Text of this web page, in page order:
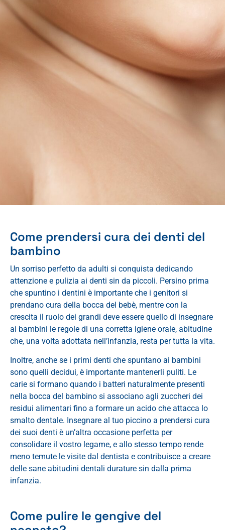
Come prendersi cura dei denti del
bambino
Un sorriso perfetto da adulti si conquista dedicando
attenzione e pulizia ai denti sin da piccoli. Persino prima
che spuntino i dentini è importante che i genitori si
prendano cura della bocca del bebè, mentre con la
crescita il ruolo dei grandi deve essere quello di insegnare
ai bambini le regole di una corretta igiene orale, abitudine
che, una volta adottata nell’infanzia, resta per tutta la vita.
Inoltre, anche se i primi denti che spuntano ai bambini
sono quelli decidui, è importante mantenerli puliti. Le
carie si formano quando i batteri naturalmente presenti
nella bocca del bambino si associano agli zuccheri dei
residui alimentari fino a formare un acido che attacca lo
smalto dentale. Insegnare al tuo piccino a prendersi cura
dei suoi denti è un’altra occasione perfetta per
consolidare il vostro legame, e allo stesso tempo rende
meno temute le visite dal dentista e contribuisce a creare
delle sane abitudini dentali durature sin dalla prima
infanzia.
Come pulire le gengive del